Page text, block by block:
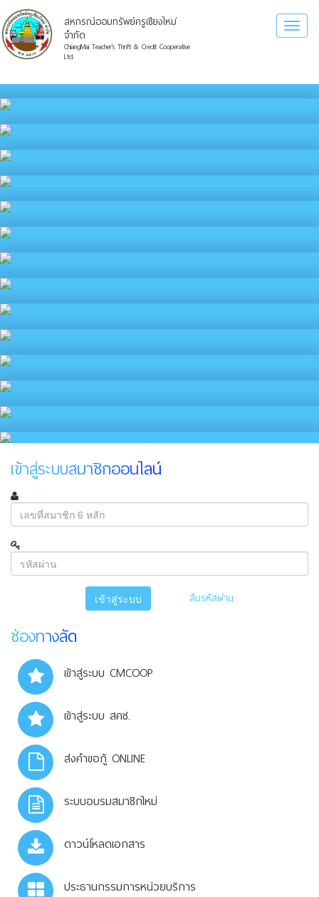
สหกรณ์ออมทรัพย์ครูเชียงใหม่
จำกัด
ChiangMai Teacher's Thrift & Credit Cooperative
Ltd.
เข้าสู่ระบบสมาชิกออนไลน์
เข้าสู่ระบบ ลืมรหัสผ่าน
ช่องทางลัด
เข้าสู่ระบบ CMCOOP
เข้าสู่ระบบ สคช.
ส่งคำขอกู้ ONLINE
ระบบอบรมสมาชิกใหม่
ดาวน์โหลดเอกสาร
ประธานกรรมการหน่วยบริการ